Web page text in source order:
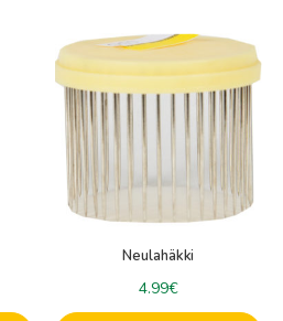
Neulahäkki
4.99€